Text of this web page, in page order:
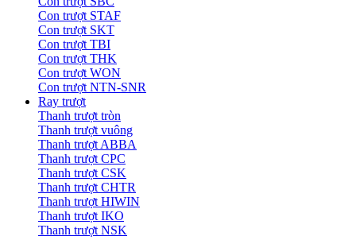
Con trượt STAF
Con trượt SKT
Con trượt TBI
Con trượt THK
Con trượt WON
Con trượt NTN-SNR
Ray trượt
Thanh trượt tròn
Thanh trượt vuông
Thanh trượt ABBA
Thanh trượt CPC
Thanh trượt CSK
Thanh trượt CHTR
Thanh trượt HIWIN
Thanh trượt IKO
Thanh trượt NSK